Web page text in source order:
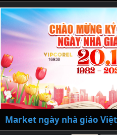
Market ngày nhà giáo